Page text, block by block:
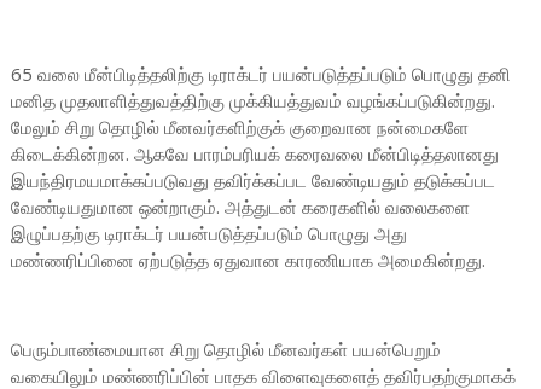
65 வலை மீன்பிடித்தலிற்கு டிராக்டர் பயன்படுத்தப்படும் பொழுது தனி
மனித முதலாளித்துவத்திற்கு முக்கியத்துவம் வழங்கப்படுகின்றது.
மேலும் சிறு தொழில் மீனவர்களிற்குக் குறைவான நன்மைகளே
கிடைக்கின்றன. ஆகவே பாரம்பரியக் கரைவலை மீன்பிடித்தலானது
இயந்திரமயமாக்கப்படுவது தவிர்க்கப்பட வேண்டியதும் தடுக்கப்பட
வேண்டியதுமான ஒன்றாகும். அத்துடன் கரைகளில் வலைகளை
இழுப்பதற்கு டிராக்டர் பயன்படுத்தப்படும் பொழுது அது
மண்ணரிப்பினை ஏற்படுத்த ஏதுவான காரணியாக அமைகின்றது.
பெரும்பாண்மையான சிறு தொழில் மீனவர்கள் பயன்பெறும்
வகையிலும் மண்ணரிப்பின் பாதக விளைவுகளைத் தவிர்பதற்குமாகக்